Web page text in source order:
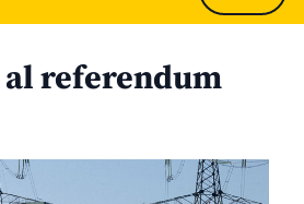
al referendum